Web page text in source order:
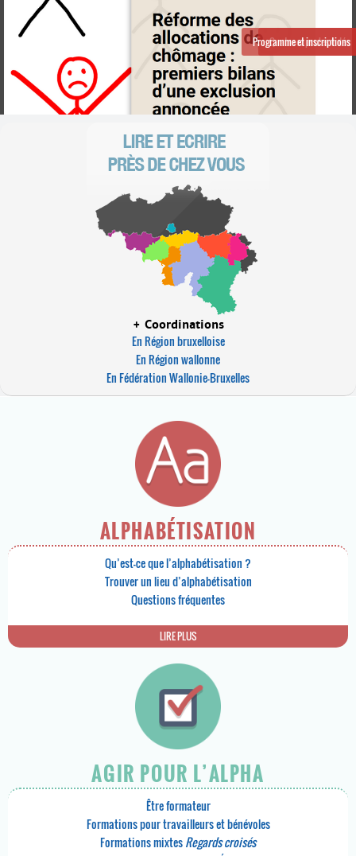
Comprendre et parler
Bienvenue en Belgique
Trouver un lieu d’alphabétisation
Invitation au colloque de Lire et Écrire en Wallonie : 08/10/2026 à Namur
Quatre capsules vidéo
Programme et inscriptions
+ Coordinations
En Région bruxelloise
En Région wallonne
En Fédération Wallonie-Bruxelles
ALPHABÉTISATION
Qu’est-ce que l’alphabétisation ?
Trouver un lieu d’alphabétisation
Questions fréquentes
LIRE PLUS
AGIR POUR L’ALPHA
Être formateur
Formations pour travailleurs et bénévoles
Formations mixtesRegards croisés